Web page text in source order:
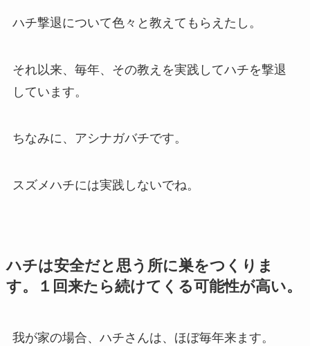
ハチ撃退について色々と教えてもらえたし。
それ以来、毎年、その教えを実践してハチを撃退
しています。
ちなみに、アシナガバチです。
スズメハチには実践しないでね。
ハチは安全だと思う所に巣をつくりま
す。１回来たら続けてくる可能性が高い。
我が家の場合、ハチさんは、ほぼ毎年来ます。